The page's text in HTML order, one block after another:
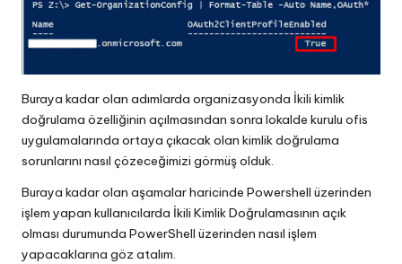
Buraya kadar olan adımlarda organizasyonda İkili kimlik
doğrulama özelliğinin açılmasından sonra lokalde kurulu ofis
uygulamalarında ortaya çıkacak olan kimlik doğrulama
sorunlarını nasıl çözeceğimizi görmüş olduk.
Buraya kadar olan aşamalar haricinde Powershell üzerinden
işlem yapan kullanıcılarda İkili Kimlik Doğrulamasının açık
olması durumunda PowerShell üzerinden nasıl işlem
yapacaklarına göz atalım.